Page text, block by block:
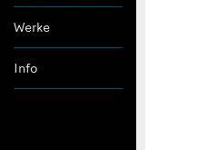
Werke
Info